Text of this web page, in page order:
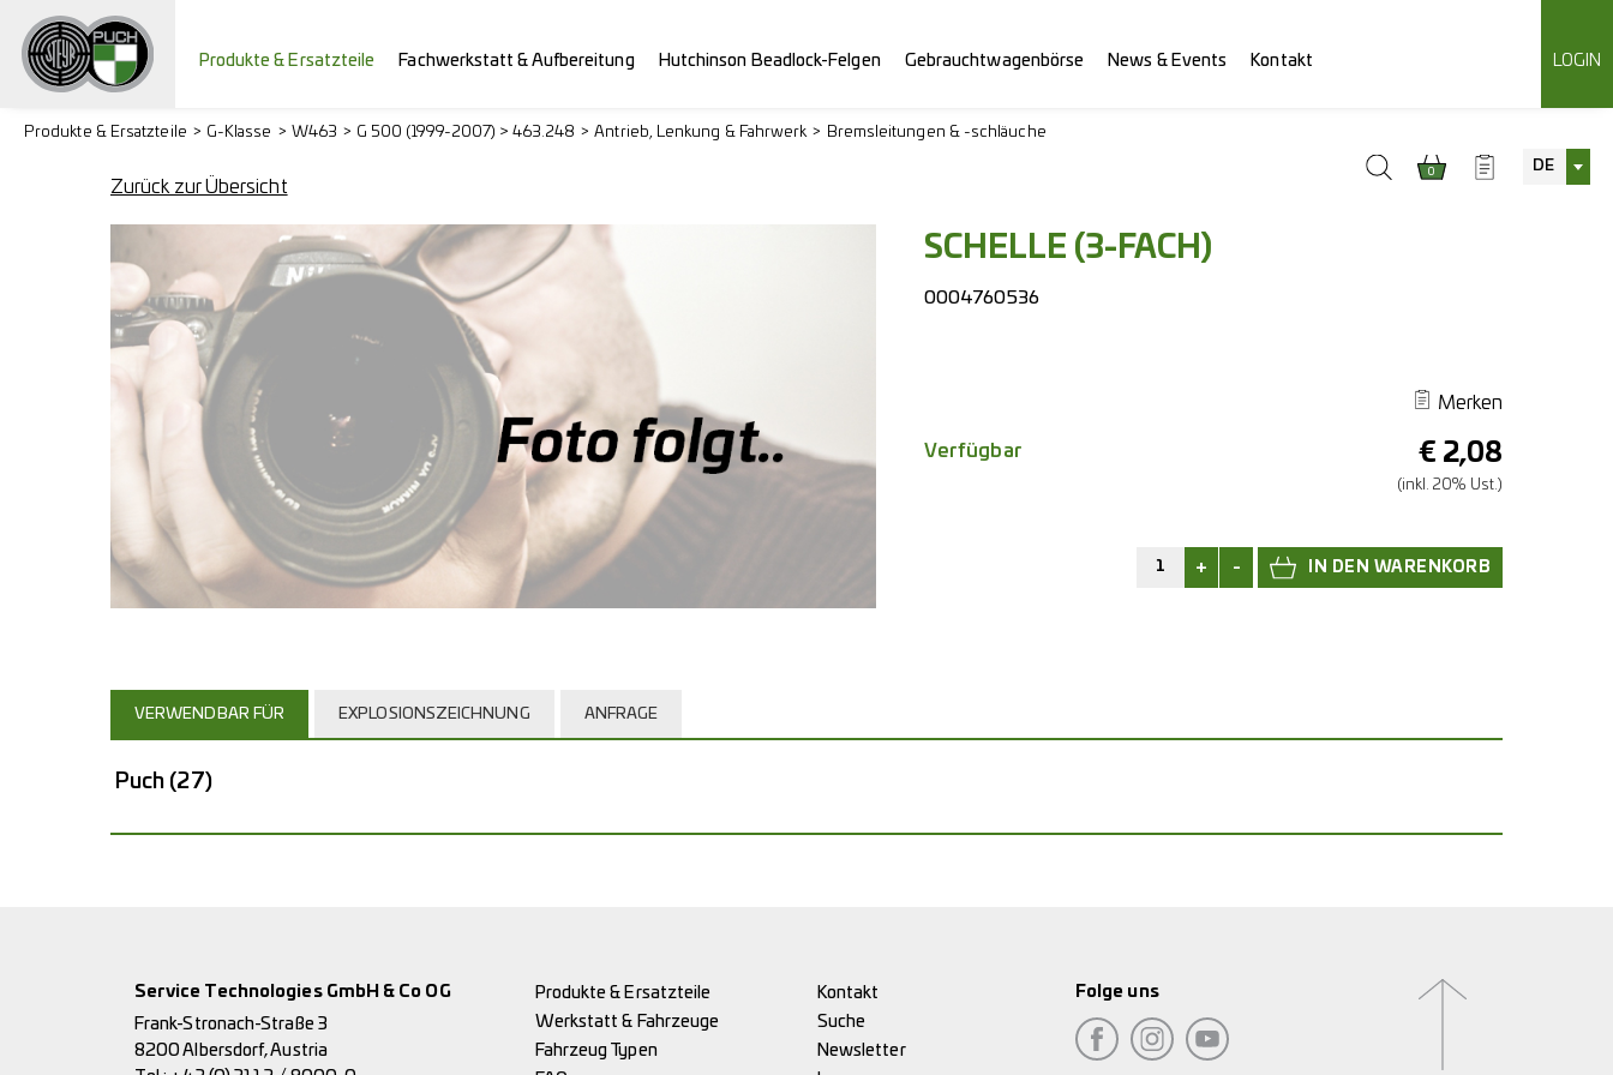
Produkte & Ersatzteile Fachwerkstatt & Aufbereitung Hutchinson Beadlock-Felgen Gebrauchtwagenbörse News & Events Kontakt LOGIN
0 DE
Produkte & Ersatzteile G-Klasse W463 G 500 (1999-2007) > 463.248 Antrieb, Lenkung & Fahrwerk Bremsleitungen & -schläuche
Zurück zur Übersicht
SCHELLE (3-FACH)
0004760536
Merken
€ 2,08
(inkl. 20% Ust.)
Verfügbar
+ -
VERWENDBAR FÜR EXPLOSIONSZEICHNUNG ANFRAGE
Puch (27)
Service Technologies GmbH & Co OG
Frank-Stronach-Straße 3
8200 Albersdorf, Austria
Produkte & Ersatzteile
Werkstatt & Fahrzeuge
Fahrzeug Typen
Kontakt
Suche
Newsletter
Folge uns